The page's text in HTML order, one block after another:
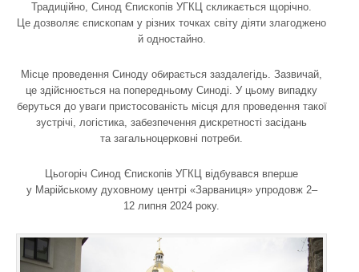
Традиційно, Синод Єпископів УГКЦ скликається щорічно.
Це дозволяє єпископам у різних точках світу діяти злагоджено
й одностайно.
Місце проведення Синоду обирається заздалегідь. Зазвичай,
це здійснюється на попередньому Синоді. У цьому випадку
беруться до уваги пристосованість місця для проведення такої
зустрічі, логістика, забезпечення дискретності засідань
та загальноцерковні потреби.
Цьогоріч Синод Єпископів УГКЦ відбувався вперше
у Марійському духовному центрі «Зарваниця» упродовж 2–
12 липня 2024 року.